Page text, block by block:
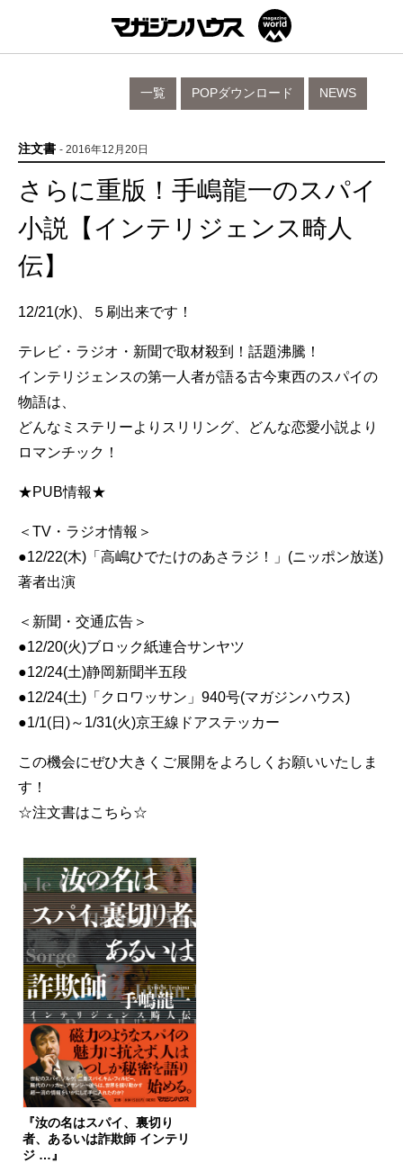
NEWS
POPダウンロード
一覧
注文書 - 2016年12月20日
さらに重版！手嶋龍一のスパイ
小説【インテリジェンス畸人
伝】
12/21(水)、５刷出来です！
テレビ・ラジオ・新聞で取材殺到！話題沸騰！
インテリジェンスの第一人者が語る古今東西のスパイの
物語は、
どんなミステリーよりスリリング、どんな恋愛小説より
ロマンチック！
★PUB情報★
＜TV・ラジオ情報＞
●12/22(木)「高嶋ひでたけのあさラジ！」(ニッポン放送)
著者出演
＜新聞・交通広告＞
●12/20(火)ブロック紙連合サンヤツ
●12/24(土)静岡新聞半五段
●12/24(土)「クロワッサン」940号(マガジンハウス)
●1/1(日)～1/31(火)京王線ドアステッカー
この機会にぜひ大きくご展開をよろしくお願いいたしま
す！
☆注文書はこちら☆
『汝の名はスパイ、裏切り
者、あるいは詐欺師 インテリ
ジ …』